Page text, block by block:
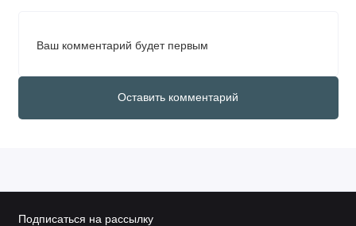
Ваш комментарий будет первым
Оставить комментарий
Подписаться на рассылку